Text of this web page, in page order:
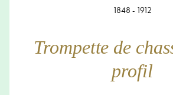
1848 - 1912
Trompette de
profil